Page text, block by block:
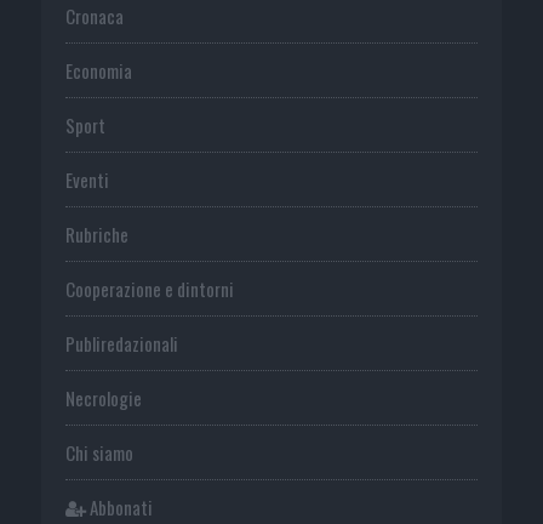
Cronaca
Economia
Sport
Eventi
Rubriche
Cooperazione e dintorni
Publiredazionali
Necrologie
Chi siamo
Abbonati